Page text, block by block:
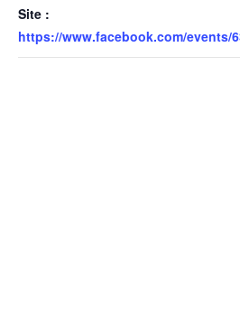
Site :
https://www.facebook.com/events/